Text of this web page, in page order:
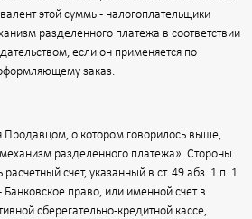
этой суммы - налогоплательщики
разделенного платежа в соответствии
если он применяется по
заказ.
Продавцом, о котором говорилось выше,
разделенного платежа». Стороны
счет, указанный в ст. 49 абз. 1 п. 1
Банковское право, или именной счет в
сберегательно-кредитной кассе,